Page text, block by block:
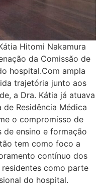
Hitomi Nakamura
da Comissão de
hospital.Com ampla
trajetória junto aos
a Dra. Kátia já atuava
Residência Médica
o compromisso de
ensino e formação
tem como foco a
contínuo dos
como parte
do hospital.